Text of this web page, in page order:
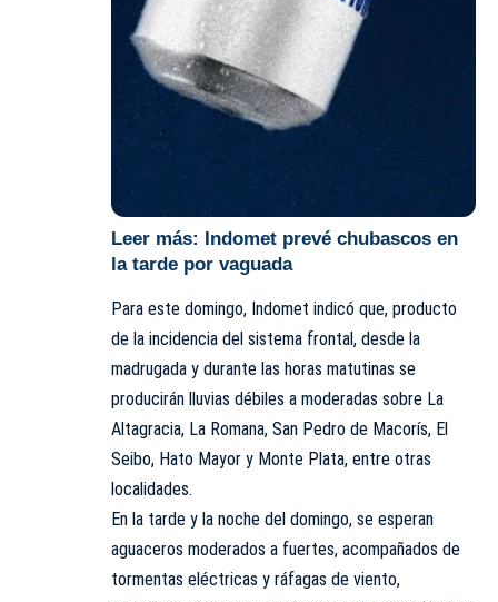
Leer más: Indomet prevé chubascos en
la tarde por vaguada
Para este domingo, Indomet indicó que, producto
de la incidencia del sistema frontal, desde la
madrugada y durante las horas matutinas se
producirán lluvias débiles a moderadas sobre La
Altagracia, La Romana, San Pedro de Macorís, El
Seibo, Hato Mayor y Monte Plata, entre otras
localidades.
En la tarde y la noche del domingo, se esperan
aguaceros moderados a fuertes, acompañados de
tormentas eléctricas y ráfagas de viento,